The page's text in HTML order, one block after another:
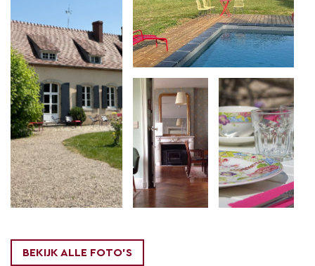
met een kerk en een café, maar op 5 of 10 minuten
autorijden liggen verschillendeleuke stadjesmet
fijne Franse marktjes, brocantes en restaurantjes.
Met 20 minuten ben je in Vichy of Moulins: twee erg
mooie steden. En Vichy staat sinds kort zelfs op de
Unesco Wereld Erfgoed Lijst: dat moet je gezien
hebben!
Verder kan je hier uitstekendfietsen ,wandelen(we
hebben mooie routes klaarliggen!),
golfen(er zijn
is een leuke tennisbaan in het dorp (gratis voor
BEKIJK ALLE FOTO'S